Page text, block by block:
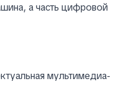
а часть цифровой
мультимедиа-